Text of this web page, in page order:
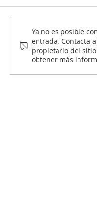
¿Es mejor
comprar
Colombia en
Ya no es posible
entrada. Contacta al
propietario del
obtener más